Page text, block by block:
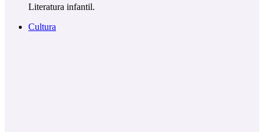
Literatura infantil.
Cultura